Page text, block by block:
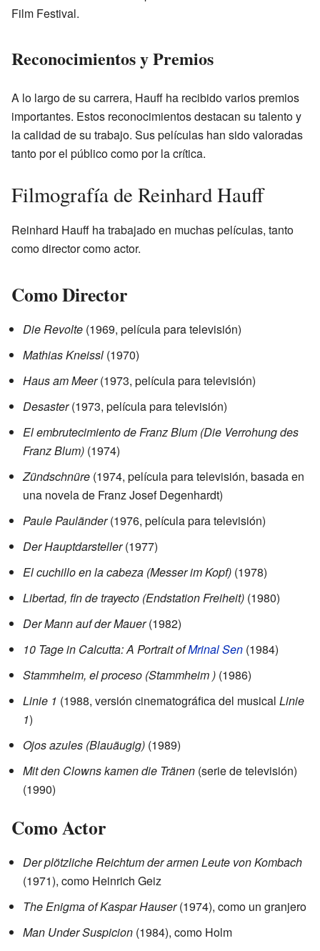
Film Festival.
Reconocimientos y Premios
A lo largo de su carrera, Hauff ha recibido varios premios
importantes. Estos reconocimientos destacan su talento y
la calidad de su trabajo. Sus películas han sido valoradas
tanto por el público como por la crítica.
Filmografía de Reinhard Hauff
Reinhard Hauff ha trabajado en muchas películas, tanto
como director como actor.
Como Director
Die Revolte (1969, película para televisión)
Mathias Kneissl (1970)
Haus am Meer(1973, película para televisión)
Desaster(1973, película para televisión)
El embrutecimiento de Franz Blum (Die Verrohung des
Franz Blum) (1974)
Zündschnüre (1974, película para televisión, basada en
una novela de Franz Josef Degenhardt)
Paule Pauländer(1976, película para televisión)
Der Hauptdarsteller(1977)
El cuchillo en la cabeza (Messer im Kopf) (1978)
Libertad, fin de trayecto (Endstation Freiheit) (1980)
Der Mann auf der Mauer(1982)
10 Tage in Calcutta: A Portrait ofMrinal Sen (1984)
Stammheim, el proceso (Stammheim ) (1986)
Linie 1 (1988, versión cinematográfica del musical Linie
1)
Ojos azules (Blauäugig) (1989)
Mit den Clowns kamen die Tränen (serie de televisión)
(1990)
Como Actor
Der plötzliche Reichtum der armen Leute von Kombach
(1971), como Heinrich Geiz
The Enigma of Kaspar Hauser(1974), como un granjero
Man Under Suspicion (1984), como Holm